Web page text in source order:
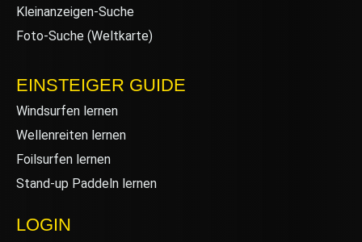
Kleinanzeigen-Suche
Foto-Suche (Weltkarte)
EINSTEIGER GUIDE
Windsurfen lernen
Wellenreiten lernen
Foilsurfen lernen
Stand-up Paddeln lernen
LOGIN